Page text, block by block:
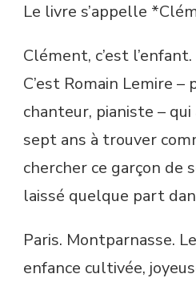
Le livre s’appelle
Clément, c’est l’enfant.
C’est Romain Lemire –
chanteur, pianiste –
sept ans à trouver
chercher ce garçon de
laissé quelque part
Paris. Montparnasse.
enfance cultivée,